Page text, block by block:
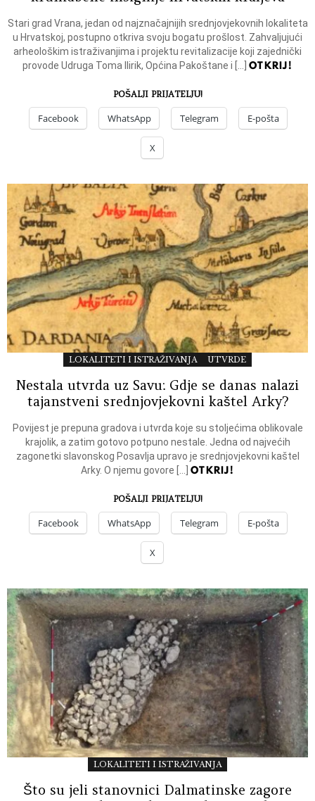
Stari grad Vrana, jedan od najznačajnijih srednjovjekovnih lokaliteta
u Hrvatskoj, postupno otkriva svoju bogatu prošlost. Zahvaljujući
arheološkim istraživanjima i projektu revitalizacije koji zajednički
provode Udruga Toma Ilirik, Općina Pakoštane i […] OTKRIJ!
POŠALJI PRIJATELJU!
Facebook WhatsApp Telegram E-pošta
X
LOKALITETI I ISTRAŽIVANJA UTVRDE
Nestala utvrda uz Savu: Gdje se danas nalazi
tajanstveni srednjovjekovni kaštel Arky?
Povijest je prepuna gradova i utvrda koje su stoljećima oblikovale
krajolik, a zatim gotovo potpuno nestale. Jedna od najvećih
zagonetki slavonskog Posavlja upravo je srednjovjekovni kaštel
Arky. O njemu govore […] OTKRIJ!
POŠALJI PRIJATELJU!
Facebook WhatsApp Telegram E-pošta
X
LOKALITETI I ISTRAŽIVANJA
Što su jeli stanovnici Dalmatinske zagore